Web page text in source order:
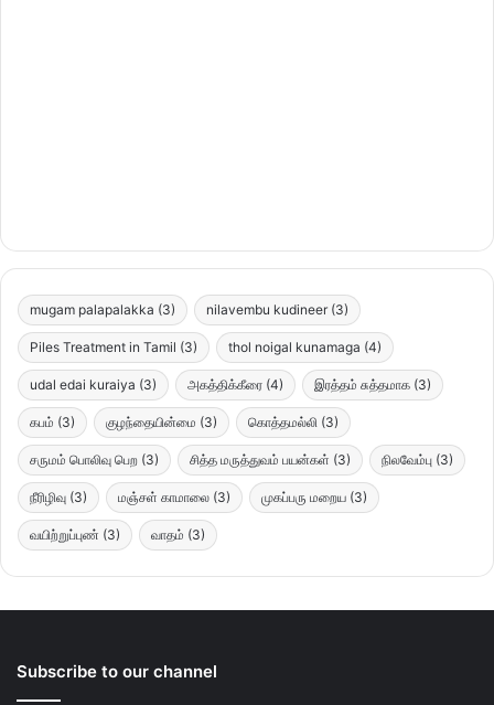
mugam palapalakka (3) nilavembu kudineer (3)
Piles Treatment in Tamil (3) thol noigal kunamaga (4)
udal edai kuraiya (3) அகத்திக்கீரை (4) இரத்தம் சுத்தமாக (3)
கபம் (3) குழந்தையின்மை (3) கொத்தமல்லி (3)
சருமம் பொலிவு பெற (3) சித்த மருத்துவம் பயன்கள் (3) நிலவேம்பு (3)
நீரிழிவு (3) மஞ்சள் காமாலை (3) முகப்பரு மறைய (3)
வயிற்றுப்புண் (3) வாதம் (3)
Subscribe to our channel